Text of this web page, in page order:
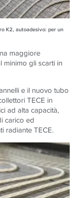
K2, autoadesivo: per un
maggiore
minimo gli scarti in
e il nuovo tubo
TECE in
ad alta capacità,
carico ed
radianteTECE.